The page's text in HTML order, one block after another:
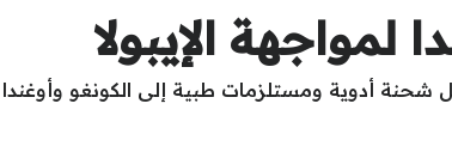
لمواجهة الإيبولا